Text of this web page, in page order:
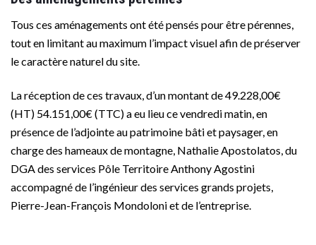
Tous ces aménagements ont été pensés pour être pérennes,
tout en limitant au maximum l’impact visuel afin de préserver
le caractère naturel du site.
La réception de ces travaux, d’un montant de 49.228,00€
(HT) 54.151,00€ (TTC) a eu lieu ce vendredi matin, en
présence de l’adjointe au patrimoine bâti et paysager, en
charge des hameaux de montagne, Nathalie Apostolatos, du
DGA des services Pôle Territoire Anthony Agostini
accompagné de l’ingénieur des services grands projets,
Pierre-Jean-François Mondoloni et de l’entreprise.